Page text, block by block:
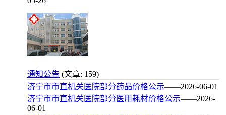
通知公告 (文章: 159)
济宁市市直机关医院部分药品价格公示——2026-06-01
济宁市市直机关医院部分医用耗材价格公示——2026-
06-01